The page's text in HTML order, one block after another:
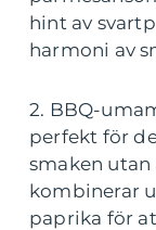
hint av
harmoni av
2. BBQ-
perfekt för
smaken
kombinerar
paprika för